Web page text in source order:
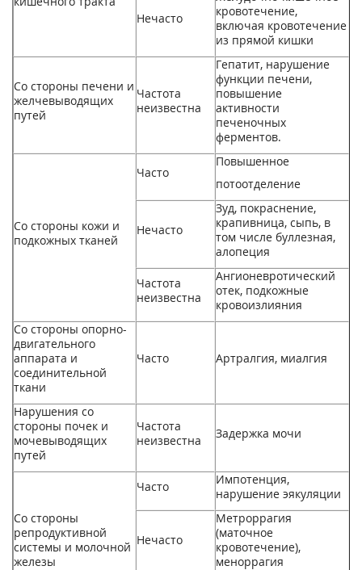
Нечасто
кровотечение,
включая кровотечение
из прямой кишки
Со стороны печени и
желчевыводящих
путей
Частота
неизвестна
Гепатит, нарушение
функции печени,
повышение
активности
печеночных
ферментов.
Со стороны кожи и
подкожных тканей
Часто
Повышенное
потоотделение
Нечасто
Зуд, покраснение,
крапивница, сыпь, в
том числе буллезная,
алопеция
Частота
неизвестна
Ангионевротический
отек, подкожные
кровоизлияния
Со стороны опорно­-
двигательного
аппарата и
соединительной
ткани
Часто Артралгия, миалгия
Нарушения со
стороны почек и
мочевыводящих
путей
Частота
неизвестна
Задержка мочи
Со стороны
репродуктивной
системы и молочной
железы
Часто
Импотенция,
нарушение эякуляции
Нечасто
Метроррагия
(маточное
кровотечение),
меноррагия